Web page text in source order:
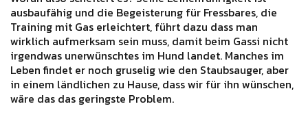
ausbaufähig und die Begeisterung für Fressbares, die
Training mit Gas erleichtert, führt dazu dass man
wirklich aufmerksam sein muss, damit beim Gassi nicht
irgendwas unerwünschtes im Hund landet. Manches im
Leben findet er noch gruselig wie den Staubsauger, aber
in einem ländlichen zu Hause, dass wir für ihn wünschen,
wäre das das geringste Problem.